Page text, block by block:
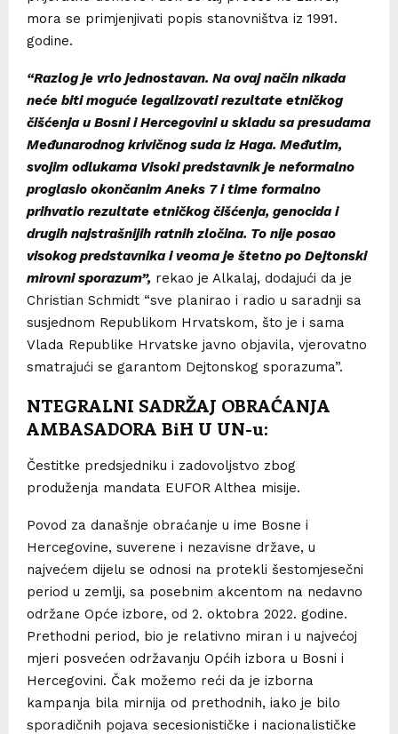
mora se primjenjivati ​​popis stanovništva iz 1991.
godine.
“Razlog je vrlo jednostavan. Na ovaj način nikada
neće biti moguće legalizovati rezultate etničkog
čišćenja u Bosni i Hercegovini u skladu sa presudama
Međunarodnog krivičnog suda iz Haga. Međutim,
svojim odlukama Visoki predstavnik je neformalno
proglasio okončanim Aneks 7 i time formalno
prihvatio rezultate etničkog čišćenja, genocida i
drugih najstrašnijih ratnih zločina. To nije posao
visokog predstavnika i veoma je štetno po Dejtonski
mirovni sporazum”, rekao je Alkalaj, dodajući da je
Christian Schmidt “sve planirao i radio u saradnji sa
susjednom Republikom Hrvatskom, što je i sama
Vlada Republike Hrvatske javno objavila, vjerovatno
smatrajući se garantom Dejtonskog sporazuma”.
NTEGRALNI SADRŽAJ OBRAĆANJA
AMBASADORA BiH U UN-u:
Čestitke predsjedniku i zadovoljstvo zbog
produženja mandata EUFOR Althea misije.
Povod za današnje obraćanje u ime Bosne i
Hercegovine, suverene i nezavisne države, u
najvećem dijelu se odnosi na protekli šestomjesečni
period u zemlji, sa posebnim akcentom na nedavno
održane Opće izbore, od 2. oktobra 2022. godine.
Prethodni period, bio je relativno miran i u najvećoj
mjeri posvećen održavanju Općih izbora u Bosni i
Hercegovini. Čak možemo reći da je izborna
kampanja bila mirnija od prethodnih, iako je bilo
sporadičnih pojava secesionističke i nacionalističke